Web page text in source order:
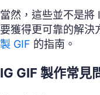
當然，這些並不是將
要獲得更可靠的解決
製 GIF 的指南。
IG GIF 製作常見